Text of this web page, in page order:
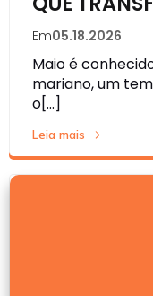
Em05.18.2026
Maio é
mariano, um
o[…]
Leia mais